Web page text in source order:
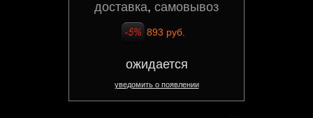
доставка, самовывоз
893 руб.
ожидается
уведомить о появлении